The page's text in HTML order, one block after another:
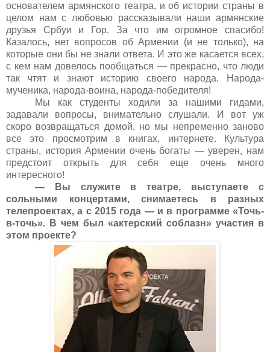
основателем армянского театра, и об истории страны в
целом нам с любовью рассказывали наши армянские
друзья Србуи и Гор. За что им огромное спасибо!
Казалось, нет вопросов об Армении (и не только), на
которые они бы не знали ответа. И это же касается всех,
с кем нам довелось пообщаться — прекрасно, что люди
так чтят и знают историю своего народа. Народа-
мученика, народа-воина, народа-победителя!
Мы как студенты ходили за нашими гидами,
задавали вопросы, внимательно слушали. И вот уж
скоро возвращаться домой, но мы непременно заново
все это просмотрим в книгах, интернете. Культура
страны, история Армении очень богаты — уверен, нам
предстоит открыть для себя еще очень много
интересного!
— Вы служите в театре, выступаете с
сольными концертами, снимаетесь в разных
телепроектах, а с 2015 года — и в программе «Точь-
в-точь». В чем был «актерский соблазн» участия в
этом проекте?